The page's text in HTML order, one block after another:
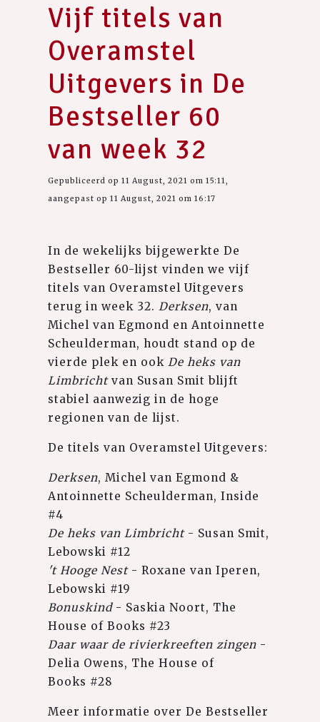
Vijf titels van
Overamstel
Uitgevers in De
Bestseller 60
van week 32
Gepubliceerd op 11 August, 2021 om 15:11,
aangepast op 11 August, 2021 om 16:17
In de wekelijks bijgewerkte De
Bestseller 60-lijst vinden we vijf
titels van Overamstel Uitgevers
terug in week 32. Derksen, van
Michel van Egmond en Antoinnette
Scheulderman, houdt stand op de
vierde plek en ook De heks van
Limbrichtvan Susan Smit blijft
stabiel aanwezig in de hoge
regionen van de lijst.
De titels van Overamstel Uitgevers:
Derksen, Michel van Egmond &
Antoinnette Scheulderman, Inside
#4
De heks van Limbricht- Susan Smit,
Lebowski #12
't Hooge Nest - Roxane van Iperen,
Lebowski #19
Bonuskind- Saskia Noort, The
House of Books #23
Daar waar de rivierkreeften zingen -
Delia Owens, The House of
Books #28
Meer informatie over De Bestseller